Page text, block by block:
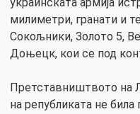
милиметри, гранати и
Сокољники, Золото 5,
Доњецк, кои се под
Претставништвото на
на републиката не била